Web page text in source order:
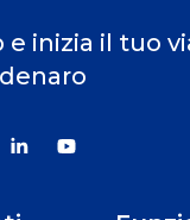
e inizia il tuo